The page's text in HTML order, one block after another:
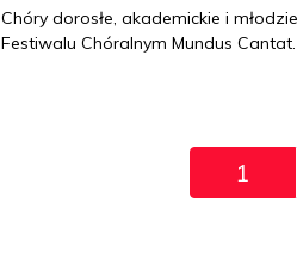
Chóry dorosłe, akademickie i
Festiwalu Chóralnym Mundus
1